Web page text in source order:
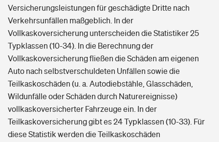
Versicherungsleistungen für geschädigte Dritte nach
Verkehrsunfällen maßgeblich. In der
Vollkaskoversicherung unterscheiden die Statistiker 25
Typklassen (10-34). In die Berechnung der
Vollkaskoversicherung fließen die Schäden am eigenen
Auto nach selbstverschuldeten Unfällen sowie die
Teilkaskoschäden (u. a. Autodiebstähle, Glasschäden,
Wildunfälle oder Schäden durch Naturereignisse)
vollkaskoversicherter Fahrzeuge ein. In der
Teilkaskoversicherung gibt es 24 Typklassen (10-33). Für
diese Statistik werden die Teilkaskoschäden